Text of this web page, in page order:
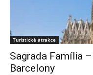
Turistické atrakce
Sagrada Família
Barcelony